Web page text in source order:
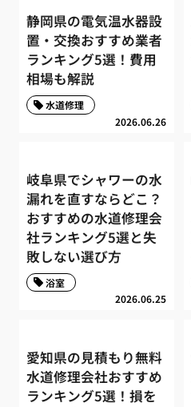
静岡県の電気温水器設
置・交換おすすめ業者
ランキング5選！費用
相場も解説
2026.06.26
水道修理
岐阜県でシャワーの水
漏れを直すならどこ？
おすすめの水道修理会
社ランキング5選と失
敗しない選び方
2026.06.25
浴室
愛知県の見積もり無料
水道修理会社おすすめ
ランキング5選！損を